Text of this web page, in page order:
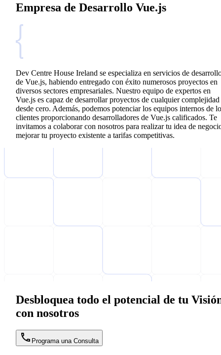
Empresa de Desarrollo Vue.js
Dev Centre House Ireland se especializa en servicios de
de Vue.js, habiendo entregado con éxito numerosos proyectos en
diversos sectores empresariales. Nuestro equipo de expertos en
Vue.js es capaz de desarrollar proyectos de cualquier complejidad
desde cero. Además, podemos potenciar los equipos internos de
clientes proporcionando desarrolladores de Vue.js calificados. Te
invitamos a colaborar con nosotros para realizar tu idea de
mejorar tu proyecto existente a tarifas competitivas.
Desbloquea todo el potencial de tu
con nosotros
Programa una Consulta